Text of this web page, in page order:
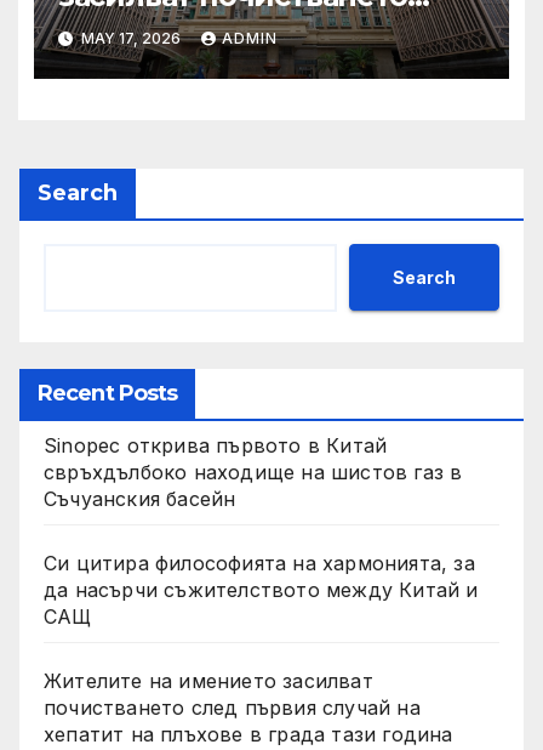
след първия случай на
хепатит на плъхове в града
тази година
MAY 17, 2026 ADMIN
Search
Search
Recent Posts
Sinopec открива първото в Китай
свръхдълбоко находище на шистов газ в
Съчуанския басейн
Си цитира философията на хармонията, за
да насърчи съжителството между Китай и
САЩ
Жителите на имението засилват
почистването след първия случай на
хепатит на плъхове в града тази година